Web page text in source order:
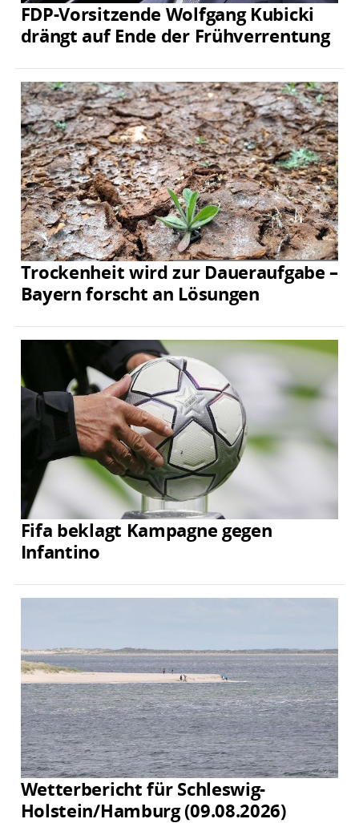
FDP-Vorsitzende Wolfgang Kubicki
drängt auf Ende der Frühverrentung
Trockenheit wird zur Daueraufgabe –
Bayern forscht an Lösungen
Fifa beklagt Kampagne gegen
Infantino
Wetterbericht für Schleswig-
Holstein/Hamburg (09.08.2026)